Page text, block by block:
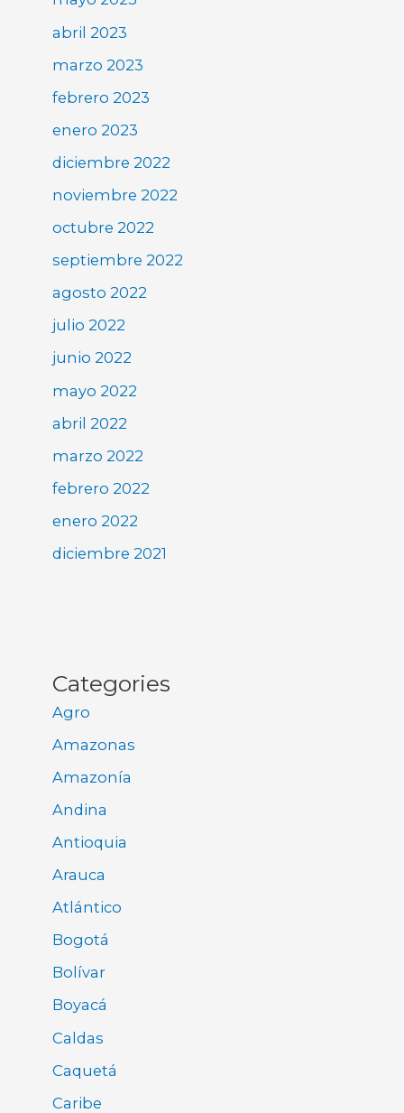
abril 2023
marzo 2023
febrero 2023
enero 2023
diciembre 2022
noviembre 2022
octubre 2022
septiembre 2022
agosto 2022
julio 2022
junio 2022
mayo 2022
abril 2022
marzo 2022
febrero 2022
enero 2022
diciembre 2021
Categories
Agro
Amazonas
Amazonía
Andina
Antioquia
Arauca
Atlántico
Bogotá
Bolívar
Boyacá
Caldas
Caquetá
Caribe